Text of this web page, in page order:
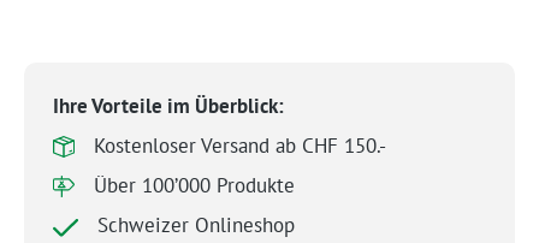
Ihre Vorteile im Überblick:
Kostenloser Versand ab CHF 150.-
Über 100’000 Produkte
Schweizer Onlineshop